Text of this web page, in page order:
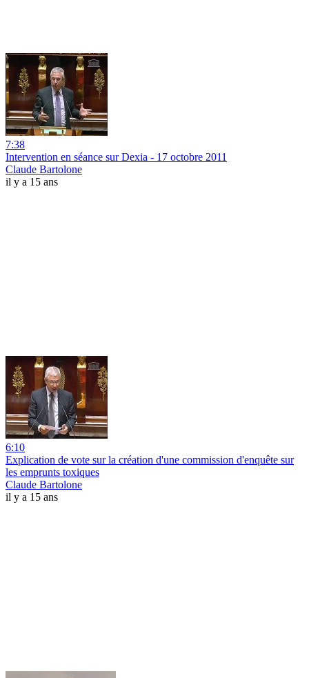
7:38
Intervention en séance sur Dexia - 17 octobre 2011
Claude Bartolone
il y a 15 ans
6:10
Explication de vote sur la création d'une commission d'enquête sur
les emprunts toxiques
Claude Bartolone
il y a 15 ans